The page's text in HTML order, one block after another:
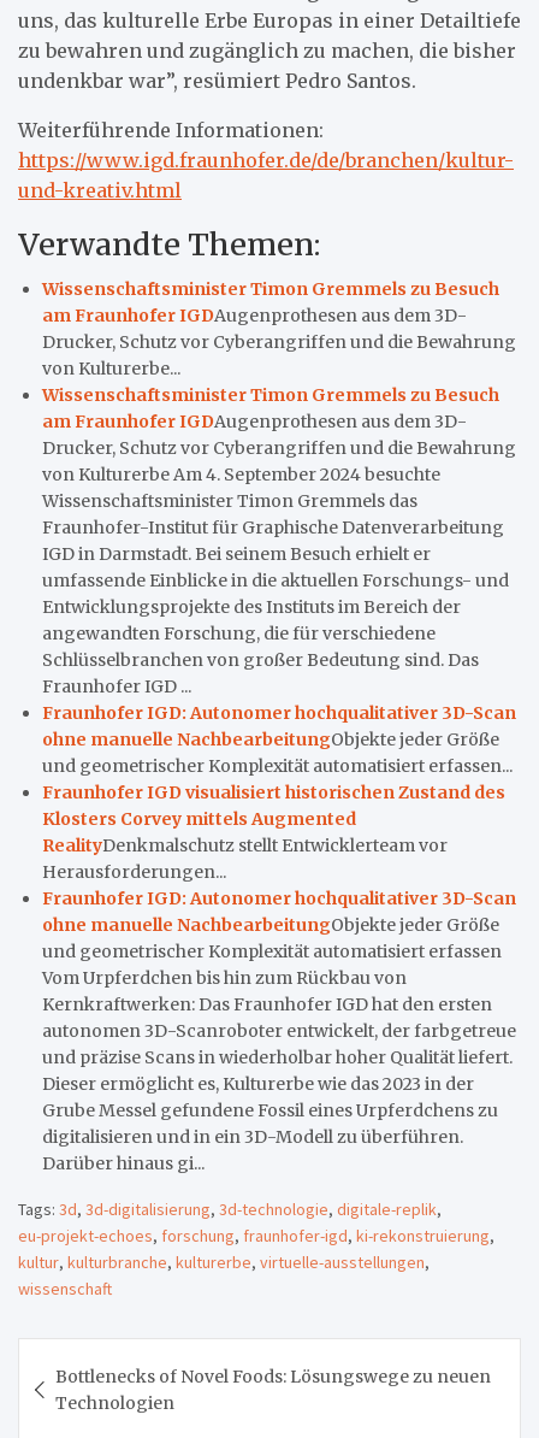
uns, das kulturelle Erbe Europas in einer Detailtiefe
zu bewahren und zugänglich zu machen, die bisher
undenkbar war”, resümiert Pedro Santos.
Weiterführende Informationen:
https://www.igd.fraunhofer.de/de/branchen/kultur-
und-kreativ.html
Verwandte Themen:
Wissenschaftsminister Timon Gremmels zu Besuch
am Fraunhofer IGDAugenprothesen aus dem 3D-
Drucker, Schutz vor Cyberangriffen und die Bewahrung
von Kulturerbe...
Wissenschaftsminister Timon Gremmels zu Besuch
am Fraunhofer IGDAugenprothesen aus dem 3D-
Drucker, Schutz vor Cyberangriffen und die Bewahrung
von Kulturerbe Am 4. September 2024 besuchte
Wissenschaftsminister Timon Gremmels das
Fraunhofer-Institut für Graphische Datenverarbeitung
IGD in Darmstadt. Bei seinem Besuch erhielt er
umfassende Einblicke in die aktuellen Forschungs- und
Entwicklungsprojekte des Instituts im Bereich der
angewandten Forschung, die für verschiedene
Schlüsselbranchen von großer Bedeutung sind. Das
Fraunhofer IGD ...
Fraunhofer IGD: Autonomer hochqualitativer 3D-Scan
ohne manuelle NachbearbeitungObjekte jeder Größe
und geometrischer Komplexität automatisiert erfassen...
Fraunhofer IGD visualisiert historischen Zustand des
Klosters Corvey mittels Augmented
RealityDenkmalschutz stellt Entwicklerteam vor
Herausforderungen...
Fraunhofer IGD: Autonomer hochqualitativer 3D-Scan
ohne manuelle NachbearbeitungObjekte jeder Größe
und geometrischer Komplexität automatisiert erfassen
Vom Urpferdchen bis hin zum Rückbau von
Kernkraftwerken: Das Fraunhofer IGD hat den ersten
autonomen 3D-Scanroboter entwickelt, der farbgetreue
und präzise Scans in wiederholbar hoher Qualität liefert.
Dieser ermöglicht es, Kulturerbe wie das 2023 in der
Grube Messel gefundene Fossil eines Urpferdchens zu
digitalisieren und in ein 3D-Modell zu überführen.
Darüber hinaus gi...
Tags: 3d, 3d-digitalisierung, 3d-technologie, digitale-replik,
eu-projekt-echoes, forschung, fraunhofer-igd, ki-rekonstruierung,
kultur, kulturbranche, kulturerbe, virtuelle-ausstellungen,
wissenschaft
Bottlenecks of Novel Foods: Lösungswege zu neuen
Technologien